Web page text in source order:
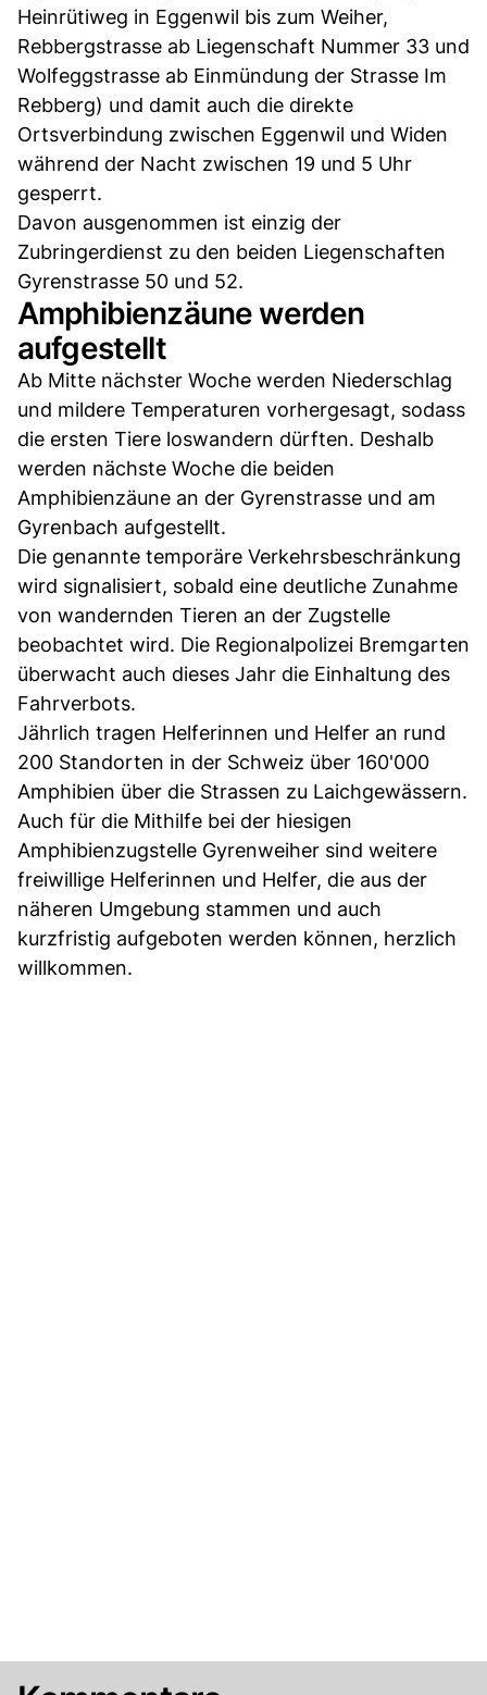
Heinrütiweg in Eggenwil bis zum Weiher,
Rebbergstrasse ab Liegenschaft Nummer 33 und
Wolfeggstrasse ab Einmündung der Strasse Im
Rebberg) und damit auch die direkte
Ortsverbindung zwischen Eggenwil und Widen
während der Nacht zwischen 19 und 5 Uhr
gesperrt.
Davon ausgenommen ist einzig der
Zubringerdienst zu den beiden Liegenschaften
Gyrenstrasse 50 und 52.
Amphibienzäune werden
aufgestellt
Ab Mitte nächster Woche werden Niederschlag
und mildere Temperaturen vorhergesagt, sodass
die ersten Tiere loswandern dürften. Deshalb
werden nächste Woche die beiden
Amphibienzäune an der Gyrenstrasse und am
Gyrenbach aufgestellt.
Die genannte temporäre Verkehrsbeschränkung
wird signalisiert, sobald eine deutliche Zunahme
von wandernden Tieren an der Zugstelle
beobachtet wird. Die Regionalpolizei Bremgarten
überwacht auch dieses Jahr die Einhaltung des
Fahrverbots.
Jährlich tragen Helferinnen und Helfer an rund
200 Standorten in der Schweiz über 160'000
Amphibien über die Strassen zu Laichgewässern.
Auch für die Mithilfe bei der hiesigen
Amphibienzugstelle Gyrenweiher sind weitere
freiwillige Helferinnen und Helfer, die aus der
näheren Umgebung stammen und auch
kurzfristig aufgeboten werden können, herzlich
willkommen.